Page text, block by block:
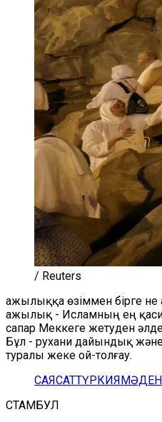
/ Reuters
Қажылыққа өзіммен бірге
Қажылық - Исламның ең
сапар Меккеге жетуден
Бұл - рухани дайындық
туралы жеке ой-толғау.
САЯСАТТҮРКИЯ
СТАМБУЛ